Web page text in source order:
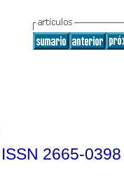
ISSN 2665-0398